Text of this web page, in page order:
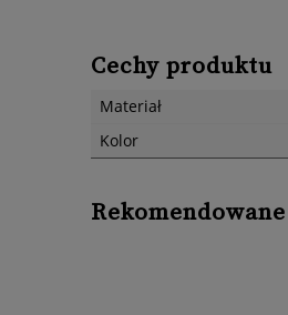
Cechy produktu
Materiał
Kolor